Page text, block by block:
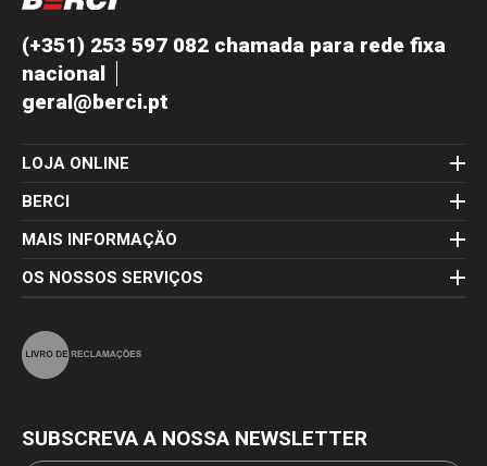
(+351) 253 597 082 chamada para rede fixa
nacional
geral@berci.pt
LOJA ONLINE
BERCI
MAIS INFORMAÇĂO
OS NOSSOS SERVIÇOS
SUBSCREVA A NOSSA NEWSLETTER